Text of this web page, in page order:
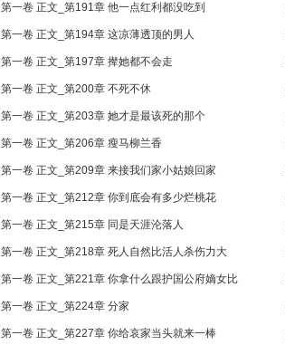
第一卷 正文_第191章 他一点红利都没吃到
第一卷 正文_第194章 这凉薄透顶的男人
第一卷 正文_第197章 撵她都不会走
第一卷 正文_第200章 不死不休
第一卷 正文_第203章 她才是最该死的那个
第一卷 正文_第206章 瘦马柳兰香
第一卷 正文_第209章 来接我们家小姑娘回家
第一卷 正文_第212章 你到底会有多少烂桃花
第一卷 正文_第215章 同是天涯沦落人
第一卷 正文_第218章 死人自然比活人杀伤力大
第一卷 正文_第221章 你拿什么跟护国公府嫡女比
第一卷 正文_第224章 分家
第一卷 正文_第227章 你给哀家当头就来一棒